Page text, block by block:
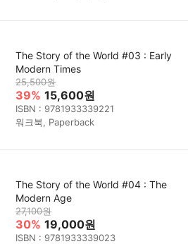
The Story of the World #03 : Early
Modern Times
25,500원
39% 15,600원
ISBN : 9781933339221
워크북, Paperback
The Story of the World #04 : The
Modern Age
27,100원
30% 19,000원
ISBN : 9781933339023